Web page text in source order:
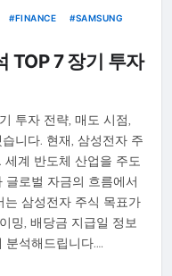
FINANCE
SAMSUNG
TOP 7 장기 투자
투자 전략, 매도 시점,
니다. 현재, 삼성전자 주
계 반도체 산업을 주도
로벌 자금의 흐름에서
는 삼성전자 주식 목표가
밍, 배당금 지급일 정보
분석해드립니다.…